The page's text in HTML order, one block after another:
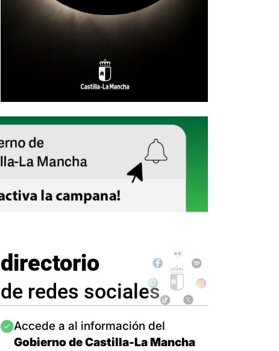
directorio
de redes sociales
Imagen
Accede a al información del
Gobierno de Castilla-La Mancha